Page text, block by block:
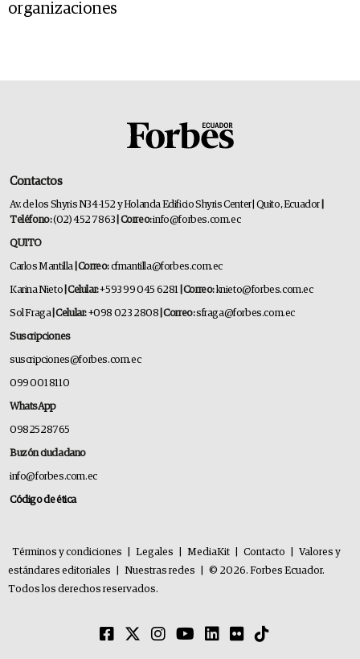
organizaciones
Contactos
Av. de los Shyris N34-152 y Holanda Edificio Shyris Center | Quito, Ecuador
Teléfono:(02) 452 7863 | Correo:info@forbes.com.ec
QUITO
Carlos Mantilla | Correo:cfmantilla@forbes.com.ec
Karina Nieto | Celular:+593 99 045 6281 | Correo:knieto@forbes.com.ec
Sol Fraga| Celular:+098 023 2808 | Correo:sfraga@forbes.com.ec
Suscripciones
suscripciones@forbes.com.ec
099 001 8110
WhatsApp
0982528765
Buzón ciudadano
info@forbes.com.ec
Código de ética
Términos y condiciones Legales MediaKit Contacto
Valores y
estándares editoriales
Nuestras redes
© 2026. Forbes Ecuador.
Todos los derechos reservados.